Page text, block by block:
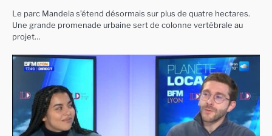
Le parc Mandela s’étend désormais sur plus de quatre hectares.
Une grande promenade urbaine sert de colonne vertébrale au
projet…